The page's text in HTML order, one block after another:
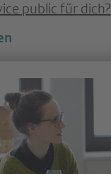
public für dich?